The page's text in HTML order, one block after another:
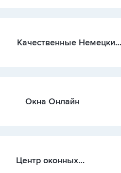
Качественные Немецкие
Окна Онлайн
Центр оконных